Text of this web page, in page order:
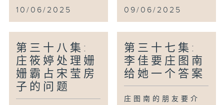
10/06/2025 09/06/2025
第三十八集:
庄筱婷处理姗
姗霸占宋莹房
子的问题
第三十七集:
李佳要庄图南
给她一个答案
庄图南的朋友要介